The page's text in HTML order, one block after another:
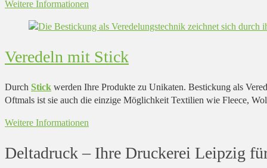
Weitere Informationen
Veredeln mit Stick
Durch Stick werden Ihre Produkte zu Unikaten. Bestickung als
Oftmals ist sie auch die einzige Möglichkeit Textilien wie Fleece,
Weitere Informationen
Deltadruck – Ihre Druckerei Leipzig